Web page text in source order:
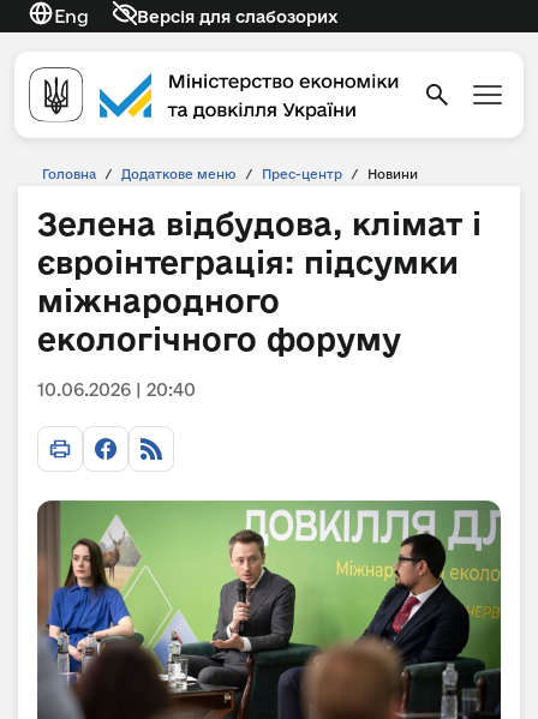
Eng Версія для слабозорих
Головна / Додаткове меню / Прес-центр / Новини
Зелена відбудова, клімат і
євроінтеграція: підсумки
міжнародного
екологічного форуму
10.06.2026 | 20:40